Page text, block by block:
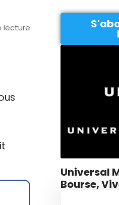
lecture
Universal
Bourse,